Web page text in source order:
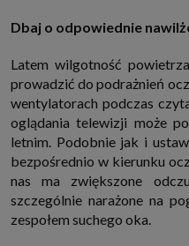
Dbaj o odpowiednie
Latem wilgotność
prowadzić do podrażnień
wentylatorach podczas
oglądania telewizji może
letnim. Podobnie jak i
bezpośrednio w kierunku
nas ma zwiększone
szczególnie narażone na
zespołem suchego oka.